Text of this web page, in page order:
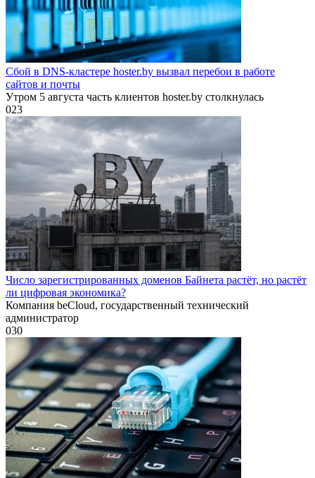
Сбой в DNS-кластере hoster.by вызвал перебои в работе
сайтов и почты
Утром 5 августа часть клиентов hoster.by столкнулась
023
Число зарегистрированных доменов Байнета растёт, но растёт
ли цифровая экономика?
Компания beCloud, государственный технический
администратор
030